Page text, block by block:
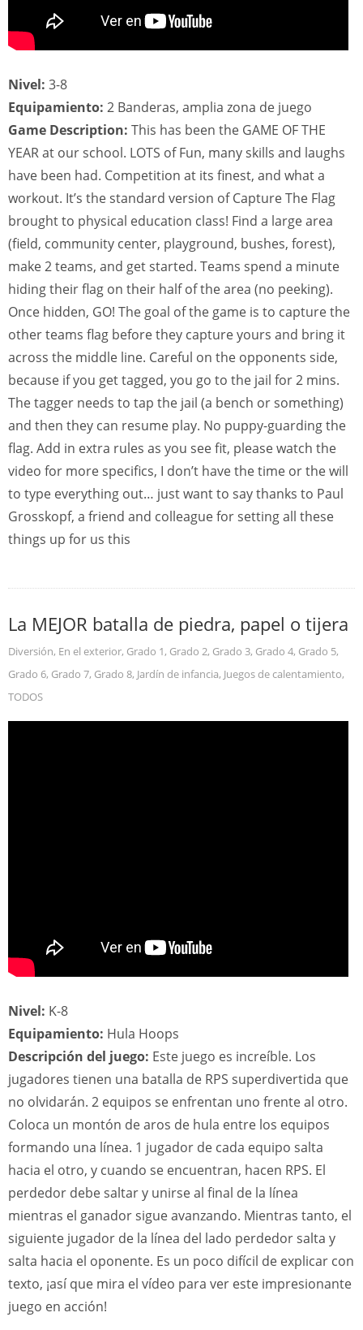
Nivel: 3-8
Equipamiento: 2 Banderas, amplia zona de juego
Game Description: This has been the GAME OF THE
YEAR at our school. LOTS of Fun, many skills and laughs
have been had. Competition at its finest, and what a
workout. It’s the standard version of Capture The Flag
brought to physical education class! Find a large area
(field, community center, playground, bushes, forest),
make 2 teams, and get started. Teams spend a minute
hiding their flag on their half of the area (no peeking).
Once hidden, GO! The goal of the game is to capture the
other teams flag before they capture yours and bring it
across the middle line. Careful on the opponents side,
because if you get tagged, you go to the jail for 2 mins.
The tagger needs to tap the jail (a bench or something)
and then they can resume play. No puppy-guarding the
flag. Add in extra rules as you see fit, please watch the
video for more specifics, I don’t have the time or the will
to type everything out… just want to say thanks to Paul
Grosskopf, a friend and colleague for setting all these
things up for us this
La MEJOR batalla de piedra, papel o tijera
Diversión, En el exterior, Grado 1, Grado 2, Grado 3, Grado 4, Grado 5,
Grado 6, Grado 7, Grado 8, Jardín de infancia, Juegos de calentamiento,
TODOS
Nivel: K-8
Equipamiento: Hula Hoops
Descripción del juego: Este juego es increíble. Los
jugadores tienen una batalla de RPS superdivertida que
no olvidarán. 2 equipos se enfrentan uno frente al otro.
Coloca un montón de aros de hula entre los equipos
formando una línea. 1 jugador de cada equipo salta
hacia el otro, y cuando se encuentran, hacen RPS. El
perdedor debe saltar y unirse al final de la línea
mientras el ganador sigue avanzando. Mientras tanto, el
siguiente jugador de la línea del lado perdedor salta y
salta hacia el oponente. Es un poco difícil de explicar con
texto, ¡así que mira el vídeo para ver este impresionante
juego en acción!